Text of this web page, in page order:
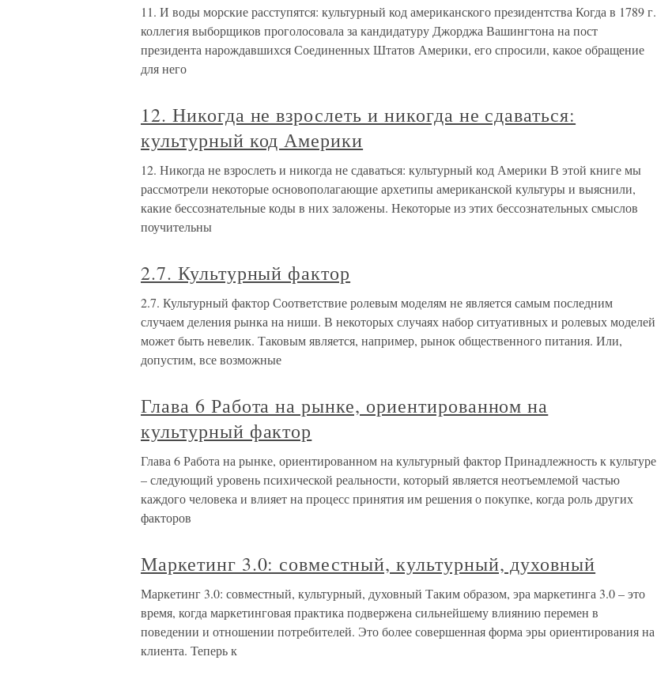
11. И воды морские расступятся: культурный код американского президентства Когда в 1789 г.
коллегия выборщиков проголосовала за кандидатуру Джорджа Вашингтона на пост
президента нарождавшихся Соединенных Штатов Америки, его спросили, какое обращение
для него
12. Никогда не взрослеть и никогда не сдаваться:
культурный код Америки
12. Никогда не взрослеть и никогда не сдаваться: культурный код Америки В этой книге мы
рассмотрели некоторые основополагающие архетипы американской культуры и выяснили,
какие бессознательные коды в них заложены. Некоторые из этих бессознательных смыслов
поучительны
2.7. Культурный фактор
2.7. Культурный фактор Соответствие ролевым моделям не является самым последним
случаем деления рынка на ниши. В некоторых случаях набор ситуативных и ролевых моделей
может быть невелик. Таковым является, например, рынок общественного питания. Или,
допустим, все возможные
Глава 6 Работа на рынке, ориентированном на
культурный фактор
Глава 6 Работа на рынке, ориентированном на культурный фактор Принадлежность к культуре
– следующий уровень психической реальности, который является неотъемлемой частью
каждого человека и влияет на процесс принятия им решения о покупке, когда роль других
факторов
Маркетинг 3.0: совместный, культурный, духовный
Маркетинг 3.0: совместный, культурный, духовный Таким образом, эра маркетинга 3.0 – это
время, когда маркетинговая практика подвержена сильнейшему влиянию перемен в
поведении и отношении потребителей. Это более совершенная форма эры ориентирования на
клиента. Теперь к